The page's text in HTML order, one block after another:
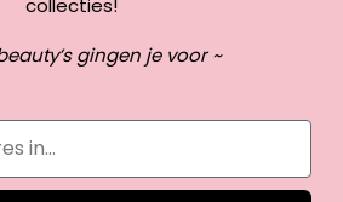
gingen je voor ~